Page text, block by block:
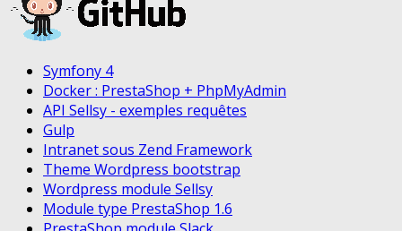
Symfony 4
Docker : PrestaShop + PhpMyAdmin
API Sellsy - exemples requêtes
Gulp
Intranet sous Zend Framework
Theme Wordpress bootstrap
Wordpress module Sellsy
Module type PrestaShop 1.6